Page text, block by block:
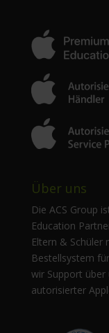
Über uns
Die ACS Group
Education
Eltern & Schüler
Bestellsystem
wir Support über
autorisierter